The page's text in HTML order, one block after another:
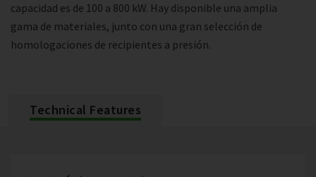
capacidad es de 100 a 800 kW. Hay disponible una amplia
gama de materiales, junto con una gran selección de
homologaciones de recipientes a presión.
Technical Features